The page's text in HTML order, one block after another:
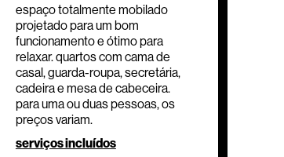
espaço totalmente mobilado
projetado para um bom
funcionamento e ótimo para
relaxar. quartos com cama de
casal, guarda-roupa, secretária,
cadeira e mesa de cabeceira.
para uma ou duas pessoas, os
preços variam.
serviços incluídos